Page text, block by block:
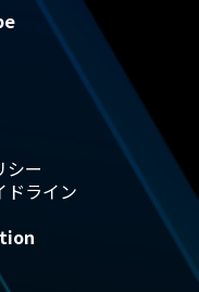
シー
ドライン